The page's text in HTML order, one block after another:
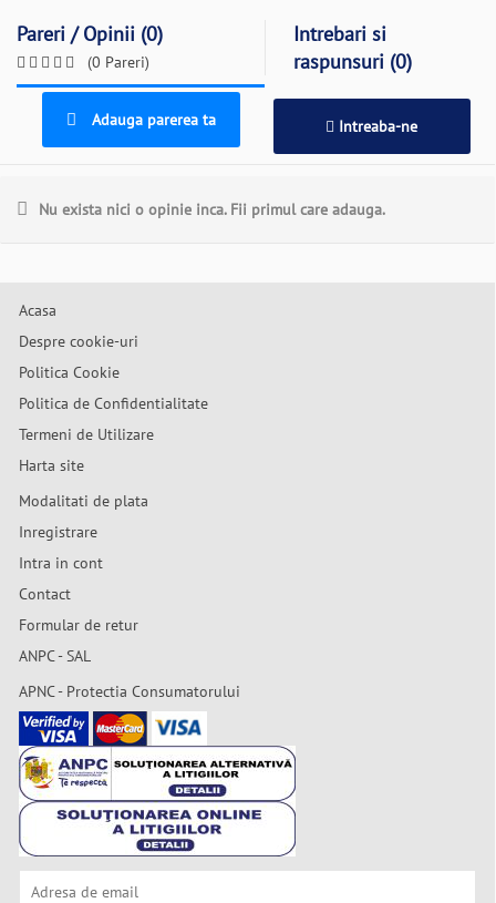
Pareri / Opinii (0)
(0 Pareri)
Intrebari si
raspunsuri (0)
Adauga parerea ta Intreaba-ne
Nu exista nici o opinie inca. Fii primul care adauga.
Acasa
Despre cookie-uri
Politica Cookie
Politica de Confidentialitate
Termeni de Utilizare
Harta site
Modalitati de plata
Inregistrare
Intra in cont
Contact
Formular de retur
ANPC - SAL
APNC - Protectia Consumatorului